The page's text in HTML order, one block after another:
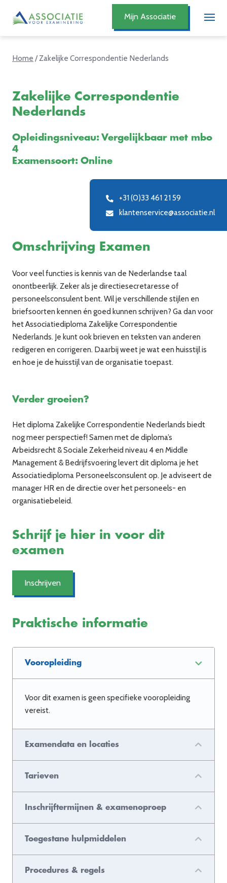
Mijn Associatie
Home /Zakelijke Correspondentie Nederlands
Zakelijke Correspondentie
Nederlands
Opleidingsniveau: Vergelijkbaar met mbo
4
Examensoort: Online
+31 (0)33 461 21 59
klantenservice@associatie.nl
Omschrijving Examen
Voor veel functies is kennis van de Nederlandse taal
onontbeerlijk. Zeker als je directiesecretaresse of
personeelsconsulent bent. Wilje verschillende stijlen en
briefsoorten kennen én goed kunnen schrijven? Ga dan voor
het Associatiediploma Zakelijke Correspondentie
Nederlands. Je kunt ook brieven en teksten van anderen
redigeren en corrigeren. Daarbij weetje wat een huisstijl is
en hoe je de huisstijl van de organisatie toepast.
Verder groeien?
Hetdiploma Zakelijke Correspondentie Nederlands biedt
nog meer perspectief! Samen met de diploma’s
Arbeidsrecht& Sociale Zekerheid niveau 4 en Middle
Management & Bedrijfsvoering levert dit diploma je het
Associatiediploma Personeelsconsulentop. Je adviseert de
manager HR en de directie over het personeels- en
organisatiebeleid.
Schrijf je hier in voor dit
examen
Inschrijven
Praktische informatie
Vooropleiding
Voor dit examen is geen specifieke vooropleiding
vereist.
Examendata en locaties
Tarieven
Inschrijftermijnen & examenoproep
Toegestane hulpmiddelen
Procedures & regels